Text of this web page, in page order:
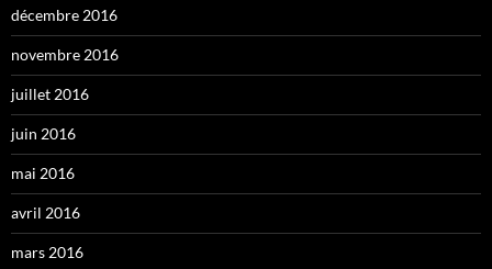
décembre 2016
novembre 2016
juillet 2016
juin 2016
mai 2016
avril 2016
mars 2016